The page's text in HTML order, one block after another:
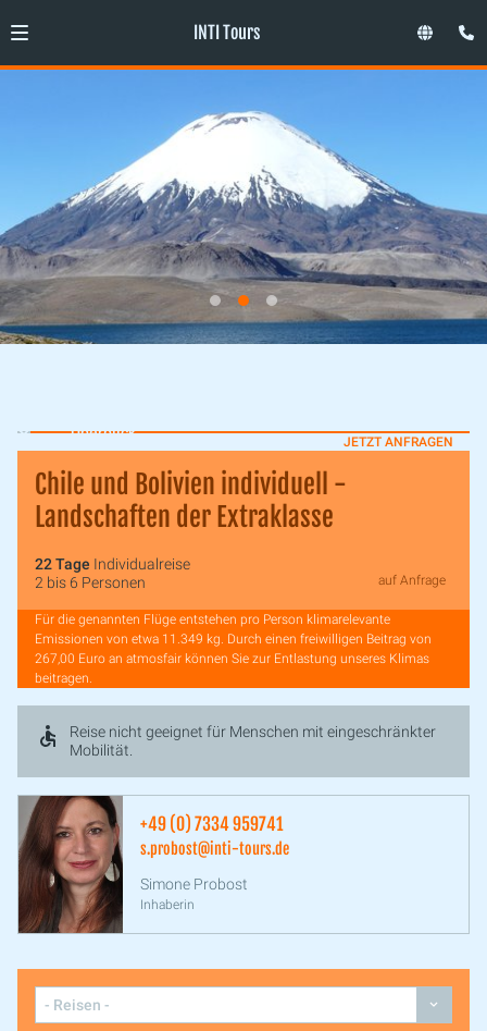
INTI Tours
Überblick
JETZT ANFRAGEN
Chile und Bolivien individuell -
Landschaften der Extraklasse
22 Tage Individualreise
2 bis 6 Personen
auf Anfrage
Für die genannten Flüge entstehen pro Person klimarelevante
Emissionen von etwa 11.349 kg. Durch einen freiwilligen Beitrag von
267,00 Euro an atmosfair können Sie zur Entlastung unseres Klimas
beitragen.
Reise nicht geeignet für Menschen mit eingeschränkter
Mobilität.
+49 (0) 7334 959741
s.probost@inti-tours.de
Simone Probost
Inhaberin